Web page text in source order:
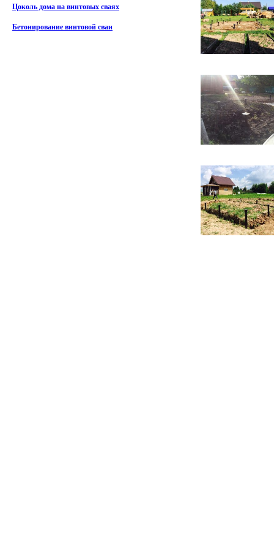
Цоколь дома на винтовых сваях
Бетонирование винтовой сваи